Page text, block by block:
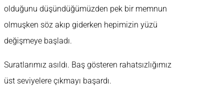
olduğunu düşündüğümüzden pek bir memnun
olmuşken söz akıp giderken hepimizin yüzü
değişmeye başladı.
Suratlarımız asıldı. Baş gösteren rahatsızlığımız
üst seviyelere çıkmayı başardı.